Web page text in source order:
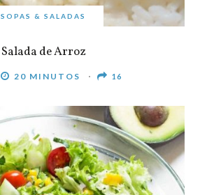
SOPAS & SALADAS
Salada de Arroz
20 MINUTOS 16